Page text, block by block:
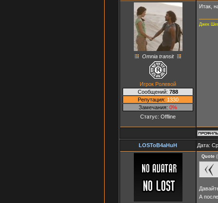
Omnia transit
Игрок Ролевой
Сообщений: 788
Репутация: 1330
Замечания: 0%
Статус: Offline
Итак,
Джек
LOSToB4aHuH Дата:
Quote (
А